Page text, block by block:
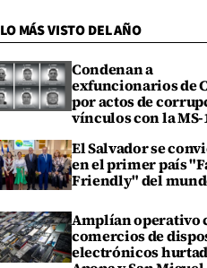
LO MÁS VISTO DEL AÑO
Condenan a
exfuncionarios de
por actos de
vínculos con la MS-
El Salvador se
en el primer país
Friendly" del
Amplían operativo
comercios de
electrónicos